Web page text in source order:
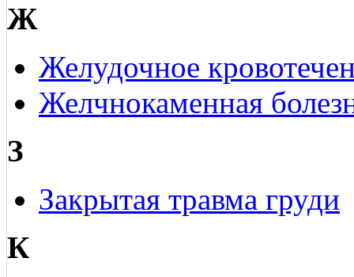
Ж
Желудочное
Желчнокаменная
З
Закрытая травма груди
К